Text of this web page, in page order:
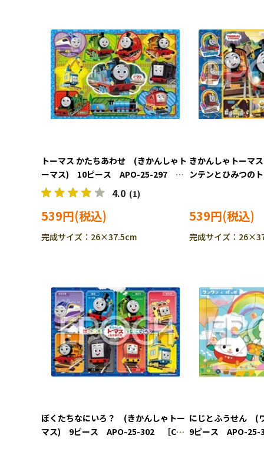
トーマス かたちあわせ (きかんしゃト
ーマス) 10ピース APO-25-297
［CP-IT］
4.0 (1)
539円
完成サイズ：26×37.5cm
きかんしゃトーマ
ンテンとひみつの
539円
完成サイズ：
ぼくたちなにいろ？ (きかんしゃトー
マス) 9ピース APO-25-302 ［CP-
にじとふうせん (
9ピース APO-